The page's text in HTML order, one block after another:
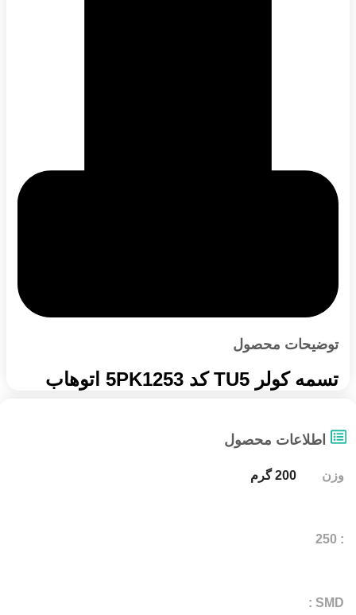
توضیحات محصول
تسمه کولر TU5 کد 5PK1253 اتوهاب
اطلاعات محصول
وزن 200 گرم
: 250
SMD :